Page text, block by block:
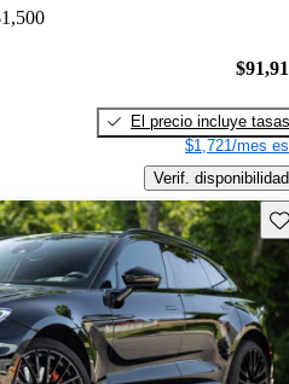
El precio incluye tasas
$1,721/mes
Verif. disponibilidad